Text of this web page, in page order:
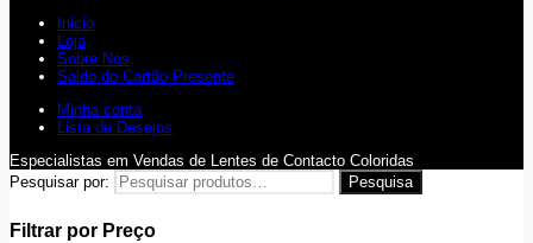
Inicio
Loja
Sobre Nós
Saldo do Cartão Presente
Minha conta
Lista de Desejos
Especialistas em Vendas de Lentes de Contacto Coloridas
Pesquisar por:
Pesquisa
Filtrar por Preço